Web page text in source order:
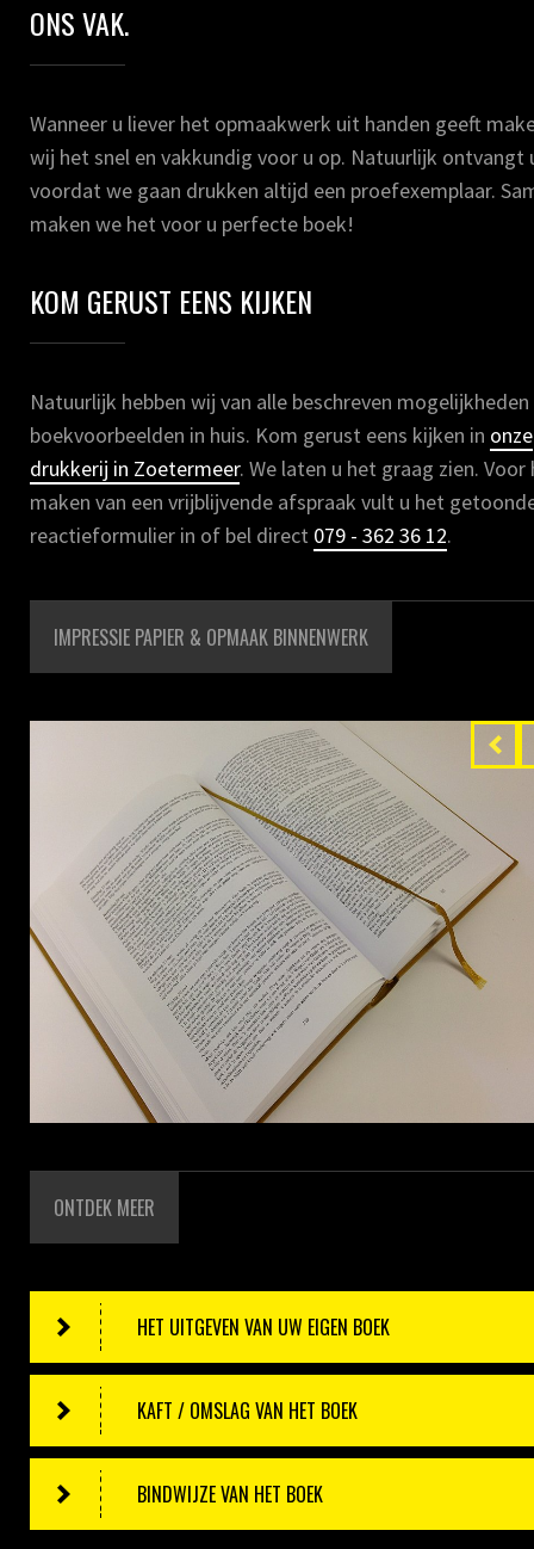
ONS VAK.
Wanneer u liever het opmaakwerk uit handen geeft
wij het snel en vakkundig voor u op. Natuurlijk ontvangt
voordat we gaan drukken altijd een proefexemplaar.
maken we het voor u perfecte boek!
KOM GERUST EENS KIJKEN
Natuurlijk hebben wij van alle beschreven mogelijkheden
boekvoorbeelden in huis. Kom gerust eens kijken in onze
drukkerij in Zoetermeer. We laten u het graag zien. Voor
maken van een vrijblijvende afspraak vult u het
reactieformulier in of bel direct 079 - 362 36 12.
IMPRESSIE PAPIER & OPMAAK BINNENWERK
ONTDEK MEER
HET UITGEVEN VAN UW EIGEN BOEK
KAFT / OMSLAG VAN HET BOEK
BINDWIJZE VAN HET BOEK